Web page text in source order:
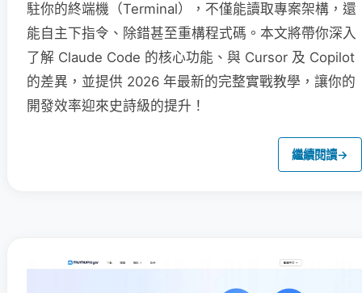
駐你的終端機（Terminal），不僅能讀取專案架構，還
能自主下指令、除錯甚至重構程式碼。本文將帶你深入
了解 Claude Code 的核心功能、與 Cursor 及 Copilot
的差異，並提供 2026 年最新的完整實戰教學，讓你的
開發效率迎來史詩級的提升！
繼續閱讀→